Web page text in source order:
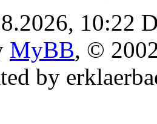
10:22
MyBB, ©
by